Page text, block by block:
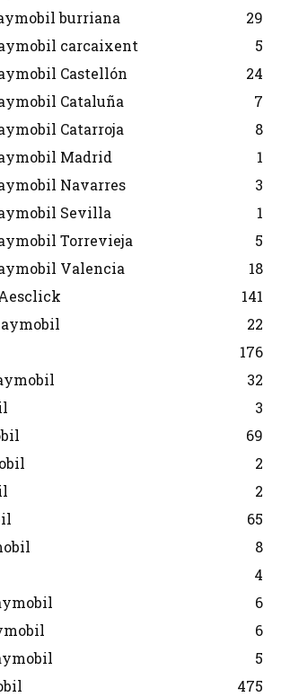
burriana
29
carcaixent
5
Castellón
24
Cataluña
7
Catarroja
8
Madrid
1
Navarres
3
Sevilla
1
Torrevieja
5
Valencia
18
141
22
176
32
3
69
2
2
65
8
4
6
6
5
475